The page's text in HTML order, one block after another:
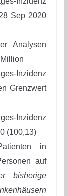
Sep 2020
Analysen
Grenzwert
(100,13)
in
auf
bisherige